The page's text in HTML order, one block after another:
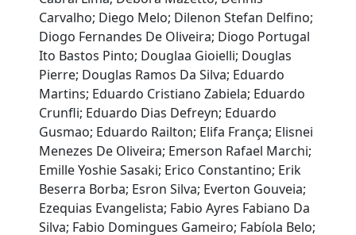
Carvalho; Diego Melo; Dilenon Stefan Delfino;
Diogo Fernandes De Oliveira; Diogo Portugal
Ito Bastos Pinto; Douglaa Gioielli; Douglas
Pierre; Douglas Ramos Da Silva; Eduardo
Martins; Eduardo Cristiano Zabiela; Eduardo
Crunfli; Eduardo Dias Defreyn; Eduardo
Gusmao; Eduardo Railton; Elifa França; Elisnei
Menezes De Oliveira; Emerson Rafael Marchi;
Emille Yoshie Sasaki; Erico Constantino; Erik
Beserra Borba; Esron Silva; Everton Gouveia;
Ezequias Evangelista; Fabio Ayres Fabiano Da
Silva; Fabio Domingues Gameiro; Fabíola Belo;